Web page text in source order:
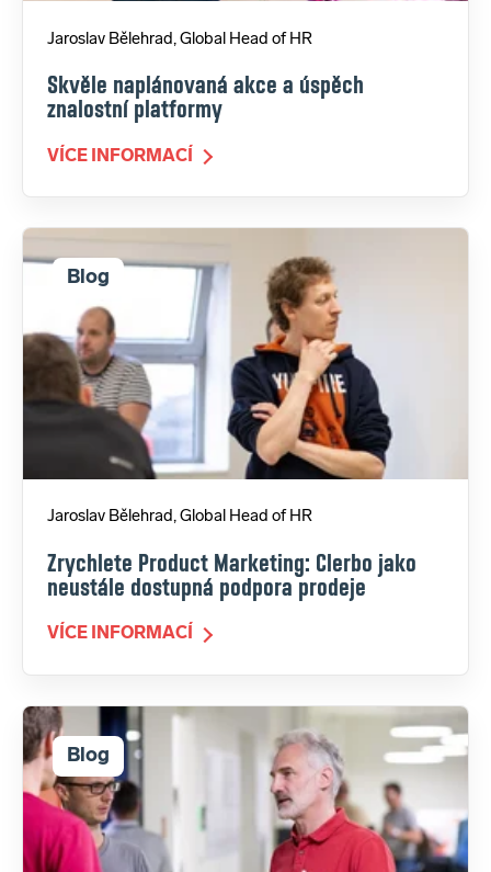
Jaroslav Bělehrad, Global Head of HR
Skvěle naplánovaná akce a úspěch
znalostní platformy
VÍCE INFORMACÍ
Blog
Jaroslav Bělehrad, Global Head of HR
Zrychlete Product Marketing: Clerbo jako
neustále dostupná podpora prodeje
VÍCE INFORMACÍ
Blog